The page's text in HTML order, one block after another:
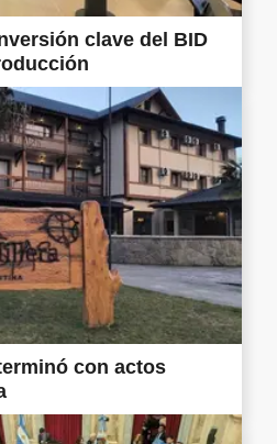
clave del BID
con actos